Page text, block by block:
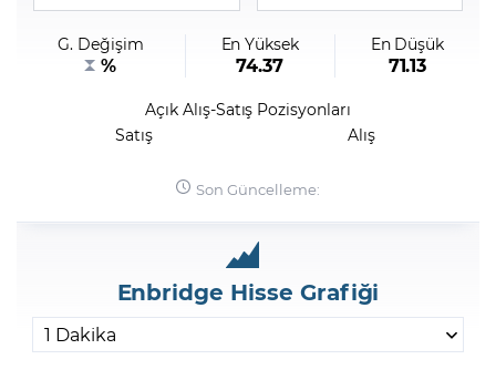
G. Değişim
%
En Yüksek
74.37
En Düşük
71.13
Açık Alış-Satış Pozisyonları
Satış
Alış
Son Güncelleme:
Enbridge Hisse Grafiği